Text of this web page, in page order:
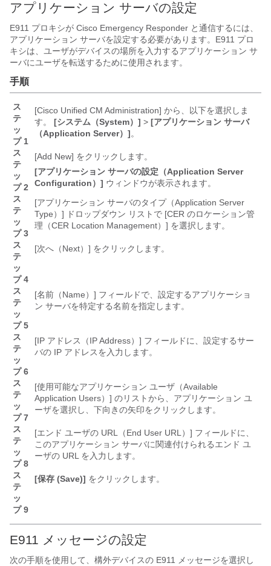
アプリケーション サーバの設定
E911 プロキシが Cisco Emergency Responder と通信するには、
アプリケーション サーバを設定する必要があります。E911 プロ
キシは、ユーザがデバイスの場所を入力するアプリケーション サ
ーバにユーザを転送するために使用されます。
手順
ス
テ
ッ
プ 1
[Cisco Unified CM Administration] から、以下を選択しま
す。
[システム（System）] > [アプリケーション サーバ
（Application Server）]。
ス
テ
ッ
プ 2
[Add New] をクリックします。
[アプリケーション サーバの設定（Application Server
Configuration）] ウィンドウが表示されます。
ス
テ
ッ
プ 3
[アプリケーション サーバのタイプ（Application Server
Type）]
ドロップダウン リストで [CER のロケーション管
理（CER Location Management）] を選択します。
ス
テ
ッ
プ 4
[次へ（Next）] をクリックします。
ス
テ
ッ
プ 5
[名前（Name）] フィールドで、設定するアプリケーショ
ン サーバを特定する名前を指定します。
ス
テ
ッ
プ 6
[IP アドレス（IP Address）] フィールドに、設定するサー
バの IP アドレスを入力します。
ス
テ
ッ
プ 7
[使用可能なアプリケーション ユーザ（Available
Application Users）] のリストから、アプリケーション ユ
ーザを選択し、下向きの矢印をクリックします。
ス
テ
ッ
プ 8
[エンド ユーザの URL（End User URL）] フィールドに、
このアプリケーション サーバに関連付けられるエンド ユ
ーザの URL を入力します。
ス
テ
ッ
プ 9
[保存 (Save)] をクリックします。
E911 メッセージの設定
次の手順を使用して、構外デバイスの E911 メッセージを選択し